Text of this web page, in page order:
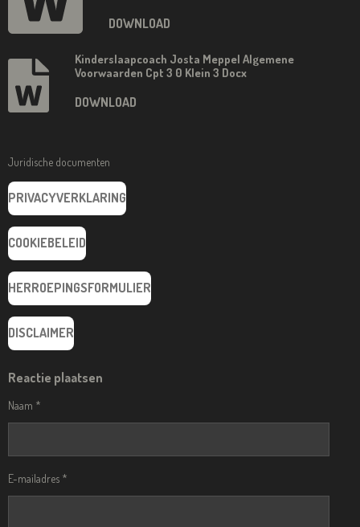
DOWNLOAD
Kinderslaapcoach Josta Meppel Algemene
Voorwaarden Cpt 3 0 Klein 3 Docx
DOWNLOAD
Juridische documenten
PRIVACYVERKLARING
COOKIEBELEID
HERROEPINGSFORMULIER
DISCLAIMER
Reactie plaatsen
Naam *
E-mailadres *